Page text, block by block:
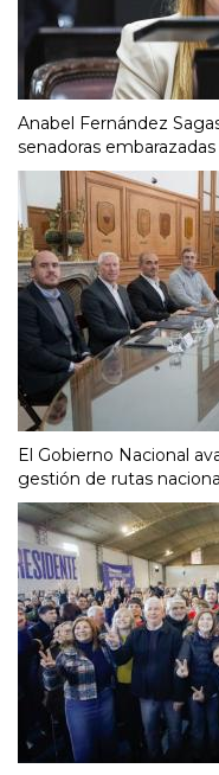
Anabel Fernández
senadoras
El Gobierno Nacional
gestión de rutas